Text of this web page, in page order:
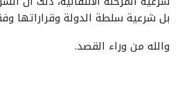
بل شرعية سلطة الدولة وقراراتها
والله من وراء القصد.